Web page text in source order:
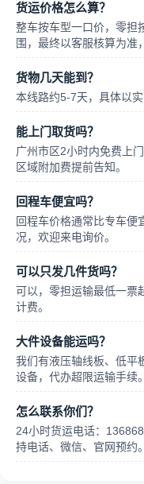
货运价格怎么算？
整车按车型一口价，零担
围，最终以客服核算为准
货物几天能到？
本线路约5-7天，具体以
能上门取货吗？
广州市区2小时内免费上
区域附加费提前告知。
回程车便宜吗？
回程车价格通常比专车便
况，欢迎来电询价。
可以只发几件货吗？
可以，零担运输最低一票
计费。
大件设备能运吗？
我们有液压轴线板、低平
设备，代办超限运输手续。
怎么联系你们？
24小时货运电话：
持电话、微信、官网预约。